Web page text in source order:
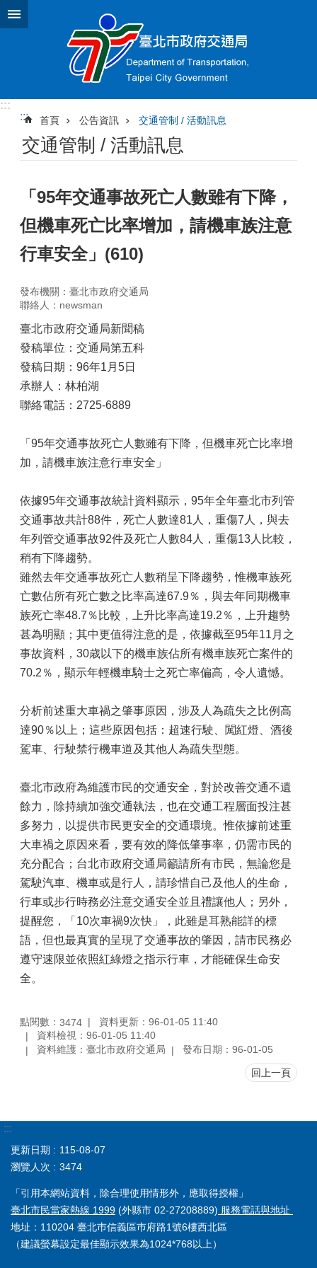
跳到主要內容區塊
:::
:::
首頁 公告資訊 交通管制 / 活動訊息
交通管制 / 活動訊息
「95年交通事故死亡人數雖有下降，
但機車死亡比率增加，請機車族注意
行車安全」(610)
發布機關：臺北市政府交通局
聯絡人：newsman
臺北市政府交通局新聞稿
發稿單位：交通局第五科
發稿日期：96年1月5日
承辦人：林柏湖
聯絡電話：2725-6889
「95年交通事故死亡人數雖有下降，但機車死亡比率增
加，請機車族注意行車安全」
依據95年交通事故統計資料顯示，95年全年臺北市列管
交通事故共計88件，死亡人數達81人，重傷7人，與去
年列管交通事故92件及死亡人數84人，重傷13人比較，
稍有下降趨勢。
雖然去年交通事故死亡人數稍呈下降趨勢，惟機車族死
亡數佔所有死亡數之比率高達67.9％，與去年同期機車
族死亡率48.7％比較，上升比率高達19.2％，上升趨勢
甚為明顯；其中更值得注意的是，依據截至95年11月之
事故資料，30歳以下的機車族佔所有機車族死亡案件的
70.2％，顯示年輕機車騎士之死亡率偏高，令人遺憾。
分析前述重大車禍之肇事原因，涉及人為疏失之比例高
達90％以上；這些原因包括：超速行駛、闖紅燈、酒後
駕車、行駛禁行機車道及其他人為疏失型態。
臺北市政府為維護市民的交通安全，對於改善交通不遺
餘力，除持續加強交通執法，也在交通工程層面投注甚
多努力，以提供市民更安全的交通環境。惟依據前述重
大車禍之原因來看，要有效的降低肇事率，仍需市民的
充分配合；台北市政府交通局籲請所有市民，無論您是
駕駛汽車、機車或是行人，請珍惜自己及他人的生命，
行車或步行時務必注意交通安全並且禮讓他人；另外，
提醒您，「10次車禍9次快」，此雖是耳熟能詳的標
語，但也最真實的呈現了交通事故的肇因，請市民務必
遵守速限並依照紅綠燈之指示行車，才能確保生命安
全。
點閱數： 3474
資料更新：96-01-05 11:40
資料檢視：96-01-05 11:40
資料維護：臺北市政府交通局
發布日期：96-01-05
回上一頁
:::
更新日期
115-08-07
瀏覽人次
3474
「引用本網站資料，除合理使用情形外，應取得授權」
臺北市民當家熱線 1999 (外縣市 02-27208889) 服務電話與地址
地址：110204 臺北巿信義區巿府路1號6樓西北區
（建議螢幕設定最佳顯示效果為1024*768以上）